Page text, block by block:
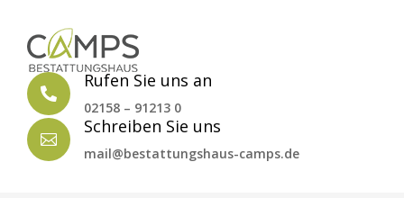

Rufen Sie uns an
02158 – 91213 0

Schreiben Sie uns
mail@bestattungshaus-camps.de